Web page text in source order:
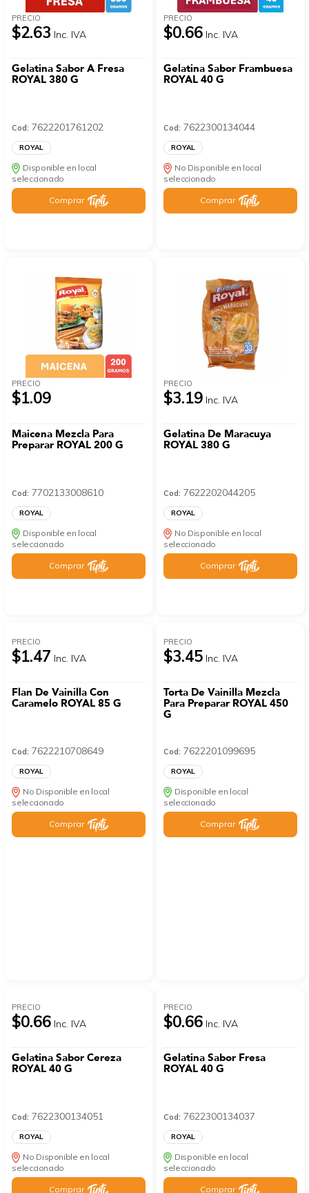
PRECIO
$2.63 Inc. IVA
Gelatina Sabor A Fresa
ROYAL 380 G
Cod: 7622201761202
ROYAL
Disponible en local
seleccionado
Comprar
PRECIO
$0.66 Inc. IVA
Gelatina Sabor Frambuesa
ROYAL 40 G
Cod: 7622300134044
ROYAL
No Disponible en local
seleccionado
Comprar
PRECIO
$1.09
Maicena Mezcla Para
Preparar ROYAL 200 G
Cod: 7702133008610
ROYAL
Disponible en local
seleccionado
Comprar
PRECIO
$3.19 Inc. IVA
Gelatina De Maracuya
ROYAL 380 G
Cod: 7622202044205
ROYAL
No Disponible en local
seleccionado
Comprar
PRECIO
$1.47 Inc. IVA
Flan De Vainilla Con
Caramelo ROYAL 85 G
Cod: 7622210708649
ROYAL
No Disponible en local
seleccionado
Comprar
PRECIO
$3.45 Inc. IVA
Torta De Vainilla Mezcla
Para Preparar ROYAL 450
G
Cod: 7622201099695
ROYAL
Disponible en local
seleccionado
Comprar
PRECIO
$0.66 Inc. IVA
Gelatina Sabor Cereza
ROYAL 40 G
Cod: 7622300134051
ROYAL
No Disponible en local
seleccionado
Comprar
PRECIO
$0.66 Inc. IVA
Gelatina Sabor Fresa
ROYAL 40 G
Cod: 7622300134037
ROYAL
Disponible en local
seleccionado
Comprar